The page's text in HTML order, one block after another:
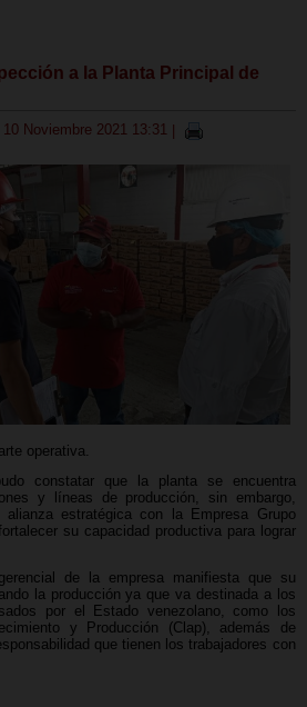
a la Planta Principal de
Noviembre 2021 13:31 |
operativa.
constatar que la planta se encuentra
y líneas de producción, sin embargo,
alianza estratégica con la Empresa Grupo
su capacidad productiva para lograr
de la empresa manifiesta que su
la producción ya que va destinada a los
por el Estado venezolano, como los
y Producción (Clap), además de
que tienen los trabajadores con